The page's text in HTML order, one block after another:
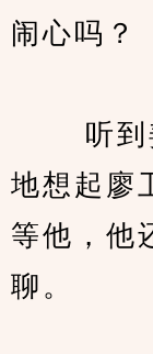
闹心吗？
听到姜
地想起廖
等他，他
聊。